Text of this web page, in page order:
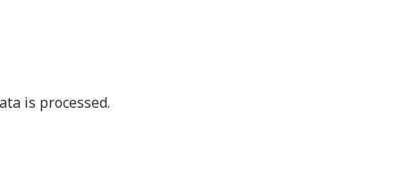
is processed.